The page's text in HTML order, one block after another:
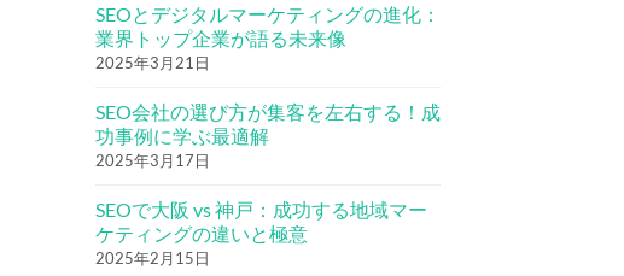
SEOとデジタルマーケティングの進化：
業界トップ企業が語る未来像
2025年3月21日
SEO会社の選び方が集客を左右する！成
功事例に学ぶ最適解
2025年3月17日
SEOで大阪 vs 神戸：成功する地域マー
ケティングの違いと極意
2025年2月15日